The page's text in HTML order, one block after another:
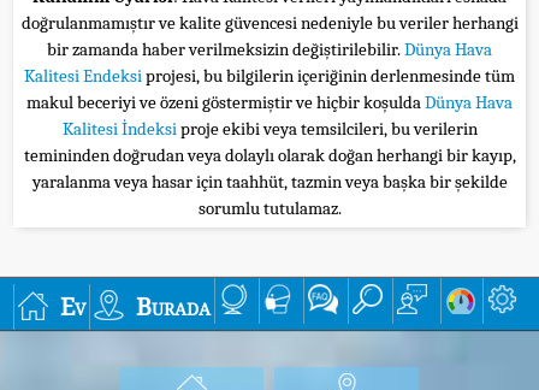
doğrulanmamıştır ve kalite güvencesi nedeniyle bu veriler herhangi
bir zamanda haber verilmeksizin değiştirilebilir.Dünya Hava
Kalitesi Endeksiprojesi, bu bilgilerin içeriğinin derlenmesinde tüm
makul beceriyi ve özeni göstermiştir ve hiçbir koşuldaDünya Hava
Kalitesi İndeksiproje ekibi veya temsilcileri, bu verilerin
temininden doğrudan veya dolaylı olarak doğan herhangi bir kayıp,
yaralanma veya hasar için taahhüt, tazmin veya başka bir şekilde
sorumlu tutulamaz.
Ev Burada